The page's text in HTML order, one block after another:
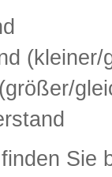
(kleiner/
Sie